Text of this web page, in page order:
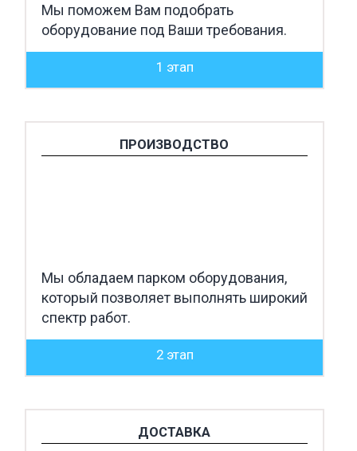
Мы поможем Вам подобрать
оборудование под Ваши требования.
1 этап
ПРОИЗВОДСТВО
Мы обладаем парком оборудования,
который позволяет выполнять широкий
спектр работ.
2 этап
ДОСТАВКА